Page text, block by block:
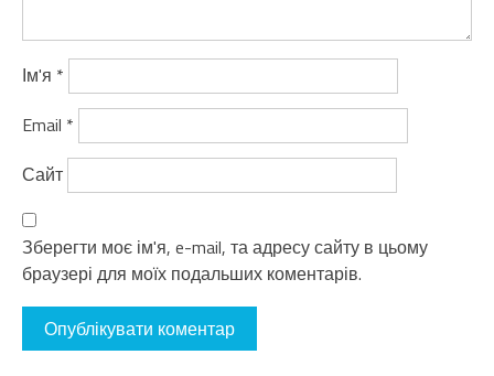
Ім'я *
Email *
Сайт
Зберегти моє ім'я, e-mail, та адресу сайту в цьому
браузері для моїх подальших коментарів.